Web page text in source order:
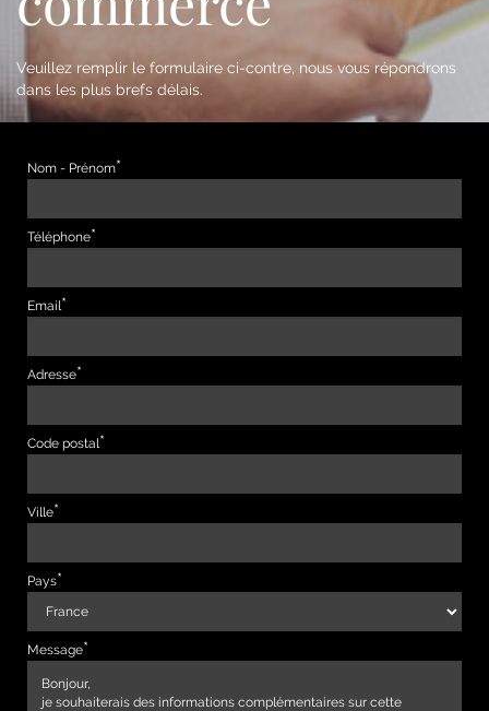
Veuillez remplir le formulaire ci-contre, nous vous répondrons
dans les plus brefs délais.
Nom - Prénom
Téléphone
Email
Adresse
Code postal
Ville
Pays
Message